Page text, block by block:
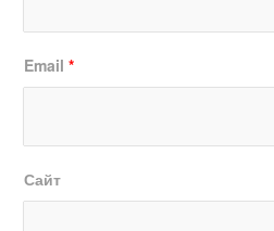
Email*
Сайт